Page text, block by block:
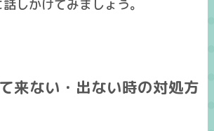
しかけてみましょう。
来ない・出ない時の対処方